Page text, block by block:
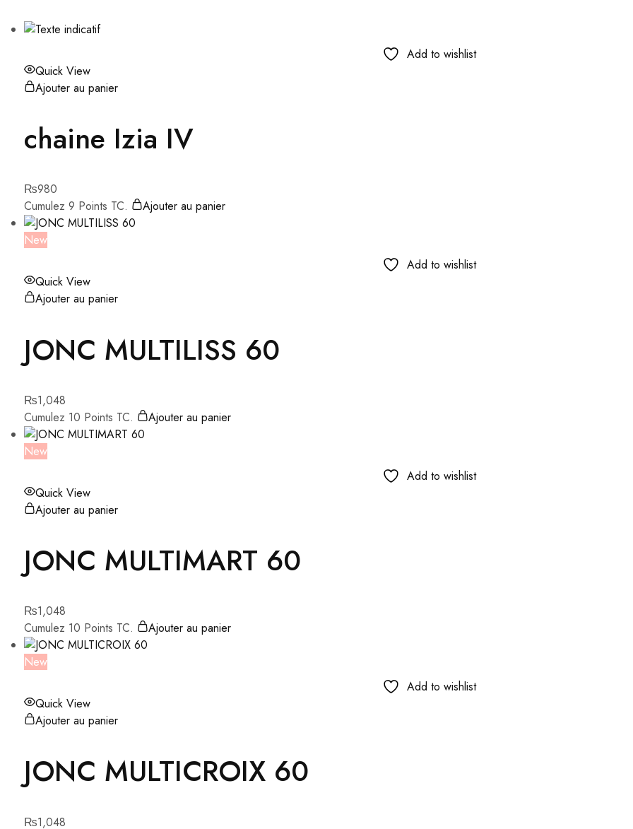
Add to wishlist
Quick View
Ajouter au panier
chaine Izia IV
₨980
Cumulez 9 Points TC.
Ajouter au panier
New
Add to wishlist
Quick View
Ajouter au panier
JONC MULTILISS 60
₨1,048
Cumulez 10 Points TC.
Ajouter au panier
New
Add to wishlist
Quick View
Ajouter au panier
JONC MULTIMART 60
₨1,048
Cumulez 10 Points TC.
Ajouter au panier
New
Add to wishlist
Quick View
Ajouter au panier
JONC MULTICROIX 60
₨1,048